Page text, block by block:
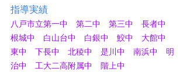
指導実績
八戸市立第一中　第二中　第三中　長者中
根城中　白山台中　白銀中　鮫中　大館中
東中　下長中　北稜中　是川中　南浜中　明
治中　工大二高附属中　階上中